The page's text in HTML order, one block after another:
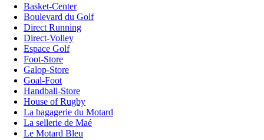
Basket-Center
Boulevard du Golf
Direct Running
Direct-Volley
Espace Golf
Foot-Store
Galop-Store
Goal-Foot
Handball-Store
House of Rugby
La bagagerie du Motard
La sellerie de Maé
Le Motard Bleu